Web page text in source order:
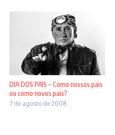
DIA DOS PAIS – Como nossos pais
ou como novos pais?
7 de agosto de 2008